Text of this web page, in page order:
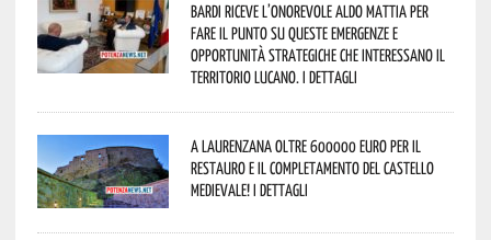
Bardi riceve l’onorevole Aldo Mattia per
fare il punto su queste emergenze e
opportunità strategiche che interessano il
territorio lucano. I dettagli
A Laurenzana oltre 600000 euro per il
restauro e il completamento del Castello
Medievale! I dettagli